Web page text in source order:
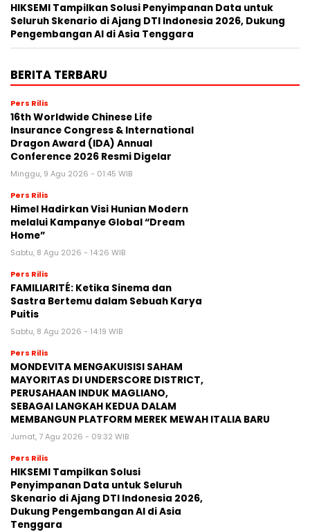
HIKSEMI Tampilkan Solusi Penyimpanan Data untuk
Seluruh Skenario di Ajang DTI Indonesia 2026, Dukung
Pengembangan AI di Asia Tenggara
BERITA TERBARU
Pers Rilis
16th Worldwide Chinese Life
Insurance Congress & International
Dragon Award (IDA) Annual
Conference 2026 Resmi Digelar
Minggu, 9 Agu 2026 - 01:45 WIB
Pers Rilis
Himel Hadirkan Visi Hunian Modern
melalui Kampanye Global “Dream
Home”
Sabtu, 8 Agu 2026 - 14:26 WIB
Pers Rilis
FAMILIARITÉ: Ketika Sinema dan
Sastra Bertemu dalam Sebuah Karya
Puitis
Sabtu, 8 Agu 2026 - 14:19 WIB
Pers Rilis
MONDEVITA MENGAKUISISI SAHAM
MAYORITAS DI UNDERSCORE DISTRICT,
PERUSAHAAN INDUK MAGLIANO,
SEBAGAI LANGKAH KEDUA DALAM
MEMBANGUN PLATFORM MEREK MEWAH ITALIA BARU
Jumat, 7 Agu 2026 - 09:32 WIB
Pers Rilis
HIKSEMI Tampilkan Solusi
Penyimpanan Data untuk Seluruh
Skenario di Ajang DTI Indonesia 2026,
Dukung Pengembangan AI di Asia
Tenggara